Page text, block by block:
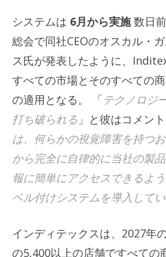
システムは 6月から実施数日
総会で同社CEOのオスカル・
ス氏が発表したように、
すべての市場とそのすべての
の適用となる。 「テクノロジ
打ち破られる 」と彼はコメント
は、何らかの視覚障害を持つ
から完全に自律的に当社の製
報に簡単にアクセスできるよ
ベル付けシステムを導入してい
インディテックスは、2027年
の5,400以上の店舗ですべての